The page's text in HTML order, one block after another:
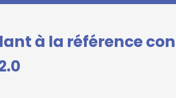
à la référence